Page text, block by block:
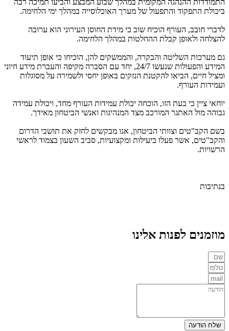
ביכולת התפקוד והתפעול של מערך האוכלוסייה במהלך ימי הלחימה.
לדברי חובב, העורף הוכיח שוב כי מידת החוסן העירוני הוא ערובה
להצלחה ולאופן קבלת ההחלטות במהלך הלחימה.
גם מערכות השליטה והבקרה, והממשקים להן, הוכיחו כי אופן תיעוד
המידע והפעולות שנעשו 24/7, יחד עם הסברה מקיפה והעברת מידע חיוני
ומציל חיים, הביאו להקטנת הנזקים באופן יחסי ולשמירה על מסוגלות
ועמידות העורף.
יוחאי ציין כי בעת הזו, הוכחה יכולת עמידות העורף מחד, ויכולת עמידה
גבוהה מול האתגר המורכב מצד המנהיגות ואנשי הביטחון מאידך.
בשם הקב"טים וצוותי הביטחון, אנו מבקשים לחזק את תושבי הדרום
והקב"טים, אשר פעלו ביעילות ומקצועיות, סביב השעון בצמוד לראשי
הרשויות.
בנתיבות
מוזמנים לפנות אלינו
שלח הודעה